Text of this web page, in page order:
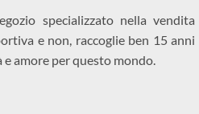
specializzato nella vendita
e non, raccoglie ben 15 anni
amore per questo mondo.